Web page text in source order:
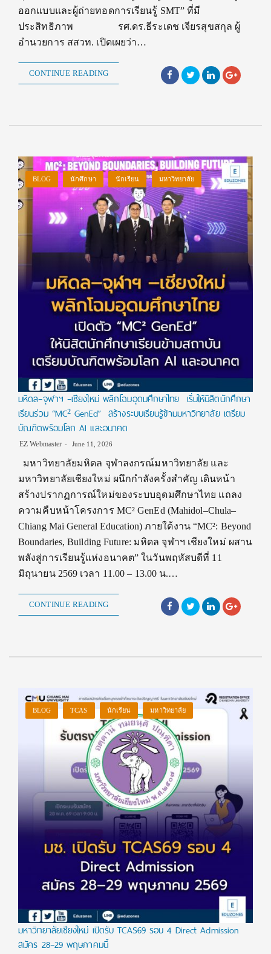
ออกแบบและผู้ถ่ายทอดการเรียนรู้ SMT” ที่มี
ประสิทธิภาพ รศ.ดร.ธีระเดช เจียรสุขสกุล ผู้
อำนวยการ สสวท. เปิดเผยว่า…
CONTINUE READING
BLOG นักศึกษา นักเรียน มหาวิทยาลัย
มหิดล–จุฬาฯ –เชียงใหม่ พลิกโฉมอุดมศึกษาไทย เริ่มให้นิสิตนักศึกษา
เรียนร่วม “MC² GenEd” สร้างระบบเรียนรู้ข้ามมหาวิทยาลัย เตรียม
บัณฑิตพร้อมโลก AI และอนาคต
EZ Webmaster June 11, 2026
มหาวิทยาลัยมหิดล จุฬาลงกรณ์มหาวิทยาลัย และ
มหาวิทยาลัยเชียงใหม่ ผนึกกำลังครั้งสำคัญ เดินหน้า
สร้างปรากฏการณ์ใหม่ของระบบอุดมศึกษาไทย แถลง
ความคืบหน้าโครงการ MC² GenEd (Mahidol–Chula–
Chiang Mai General Education) ภายใต้งาน “MC²: Beyond
Boundaries, Building Future: มหิดล จุฬาฯ เชียงใหม่ ผสาน
พลังสู่การเรียนรู้แห่งอนาคต” ในวันพฤหัสบดีที่ 11
มิถุนายน 2569 เวลา 11.00 – 13.00 น.…
CONTINUE READING
BLOG TCAS นักเรียน มหาวิทยาลัย
มหาวิทยาลัยเชียงใหม่ เปิดรับ TCAS69 รอบ 4 Direct Admission
สมัคร 28–29 พฤษภาคมนี้